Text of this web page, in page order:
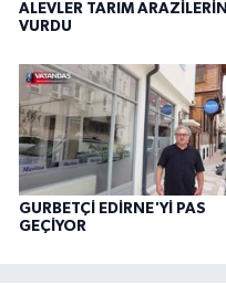
ALEVLER TARIM ARAZİLERİNİ
VURDU
GURBETÇİ EDİRNE'Yİ PAS
GEÇİYOR